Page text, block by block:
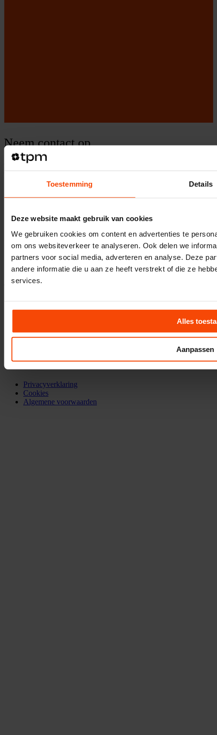
Toestemming Details
Deze website maakt gebruik van cookies
We gebruiken cookies om content en advertenties te
om ons websiteverkeer te analyseren. Ook delen we
partners voor social media, adverteren en analyse. Deze
andere informatie die u aan ze heeft verstrekt of die ze
services.
Alles
Aanpassen
Neem contact op
Programmatic Advertising
Native Advertising
Direct naar
Voor MKB bedrijven
Branches
Over TPM
Contact opnemen
Privacyverklaring
Cookies
Algemene voorwaarden